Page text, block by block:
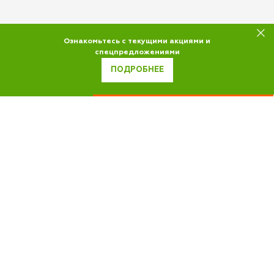
Ознакомьтесь с текущими акциями и
спецпредложениями
ПОДРОБНЕЕ